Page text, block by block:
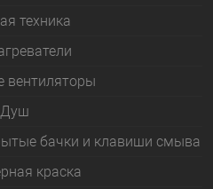
техника
вентиляторы
Душ
бачки и клавиши смыва
краска